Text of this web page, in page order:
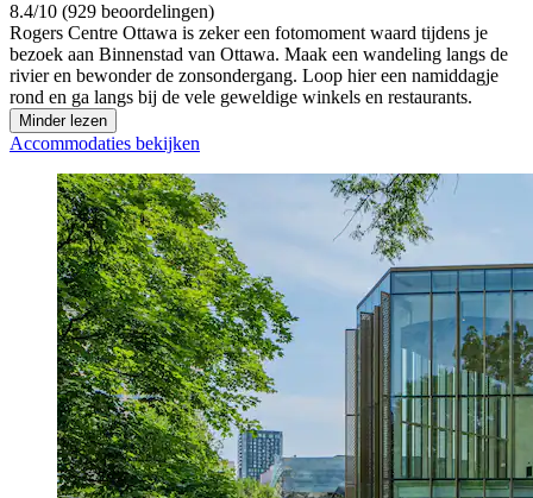
8.4/10 (929 beoordelingen)
Rogers Centre Ottawa is zeker een fotomoment waard tijdens je
bezoek aan Binnenstad van Ottawa. Maak een wandeling langs de
rivier en bewonder de zonsondergang. Loop hier een namiddagje
rond en ga langs bij de vele geweldige winkels en restaurants.
Minder lezen
Accommodaties bekijken